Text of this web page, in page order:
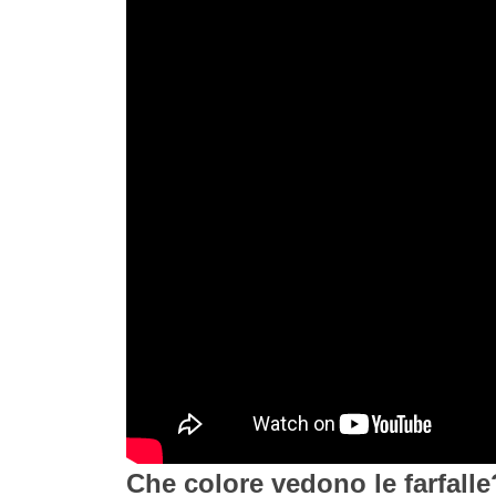
Che colore vedono le